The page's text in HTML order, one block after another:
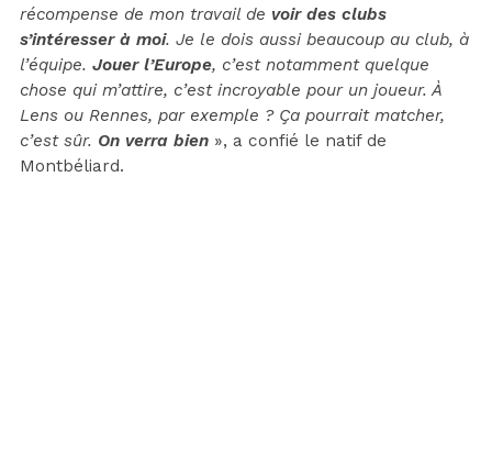
récompense de mon travail de voir des clubs
s’intéresser à moi. Je le dois aussi beaucoup au club, à
l’équipe. Jouer l’Europe, c’est notamment quelque
chose qui m’attire, c’est incroyable pour un joueur. À
Lens ou Rennes, par exemple ? Ça pourrait matcher,
c’est sûr. On verra bien », a confié le natif de
Montbéliard.